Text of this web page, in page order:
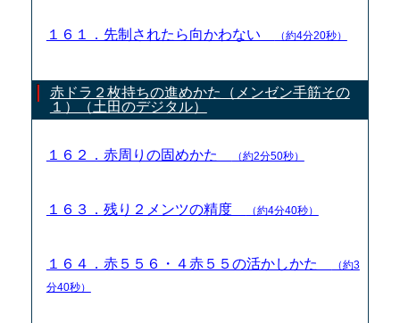
１６１．先制されたら向かわない （約4分20秒）
赤ドラ２枚持ちの進めかた（メンゼン手筋その
１）（土田のデジタル）
１６２．赤周りの固めかた （約2分50秒）
１６３．残り２メンツの精度 （約4分40秒）
１６４．赤５５６・４赤５５の活かしかた
（約3
分40秒）